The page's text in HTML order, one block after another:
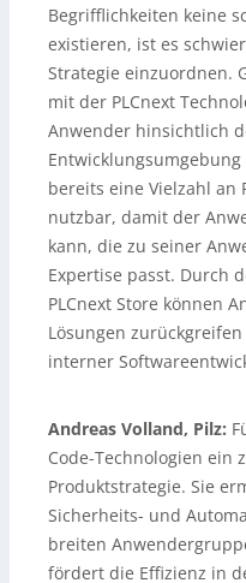
Begrifflichkeiten keine
existieren, ist es
Strategie einzuordnen.
mit der PLCnext
Anwender hinsichtlich
bereits eine Vielzahl an
nutzbar, damit der
kann, die zu seiner
Expertise passt. Durch
PLCnext Store können
Lösungen
interner
Andreas Volland, Pilz:
Code-Technologien ein
Produktstrategie. Sie
Sicherheits- und
breiten
fördert die Effizienz in